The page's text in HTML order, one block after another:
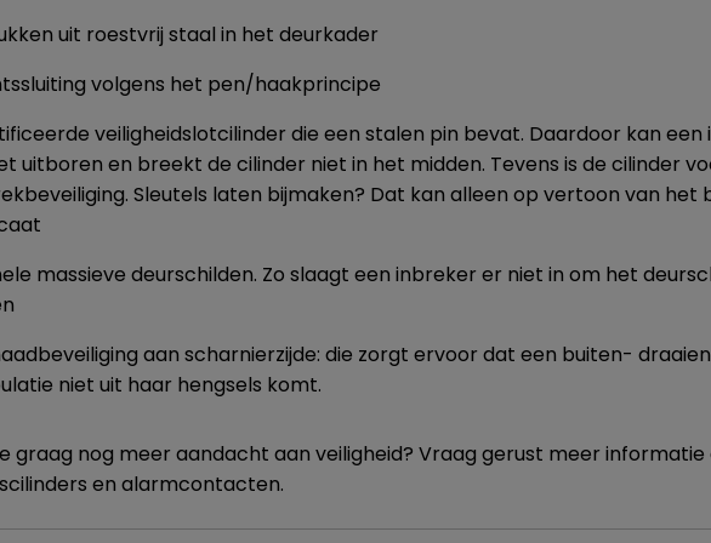
uit roestvrij staal in het deurkader
volgens het pen/haakprincipe
veiligheidslotcilinder die een stalen pin bevat. Daardoor kan
uitboren en breekt de cilinder niet in het midden. Tevens is de cilinder
Sleutels laten bijmaken? Dat kan alleen op vertoon van het
massieve deurschilden. Zo slaagt een inbreker er niet in om het
aan scharnierzijde: die zorgt ervoor dat een buiten-
niet uit haar hengsels komt.
graag nog meer aandacht aan veiligheid? Vraag gerust meer informatie
en alarmcontacten.